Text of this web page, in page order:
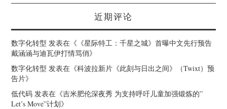
近期评论
数字化转型 发表在《 《星际特工：千星之城》首曝中文先行预告
戴涵涵与迪瓦伊打情骂俏》
数字化转型 发表在《科波拉新片《此刻与日出之间》（Twixt）预
告片》
低代码 发表在《吉米肥伦深夜秀 为支持呼吁儿童加强锻炼的”
Let’s Move”计划》